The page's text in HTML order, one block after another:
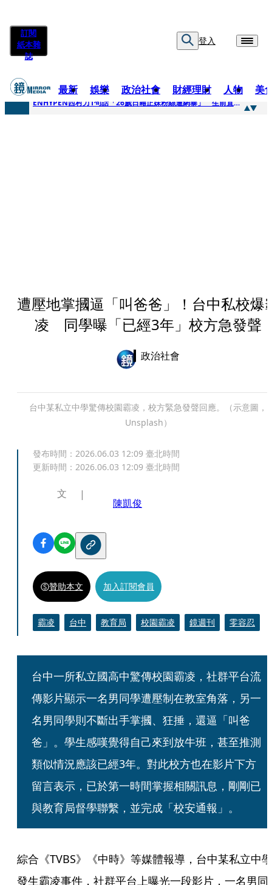
訂閱
紙本雜
誌
登入
最新 娛樂 政治社會 財經理財 人物 美
快訊
ENHYPEN西村力1句話「26歲日籍正妹粉絲遭網暴」 生前直播震撼畫面全網瘋傳！警方證實死訊
遭壓地掌摑逼「叫爸爸」！台中私校爆
凌 同學曝「已經3年」校方急發聲
政治社會
台中某私立中學驚傳校園霸凌，校方緊急發聲回應。（示意圖，
Unsplash）
發布時間： 2026.06.03 12:09 臺北時間
更新時間： 2026.06.03 12:09 臺北時間
文
陳凱俊
贊助本文 加入訂閱會員
霸凌 台中 教育局 校園霸凌 鏡週刊 零容忍
台中一所私立國高中驚傳校園霸凌，社群平台流
傳影片顯示一名男同學遭壓制在教室角落，另一
名男同學則不斷出手掌摑、狂捶，還逼「叫爸
爸」。學生感嘆覺得自己來到放牛班，甚至推測
類似情況應該已經3年。對此校方也在影片下方
留言表示，已於第一時間掌握相關訊息，剛剛已
與教育局督學聯繫，並完成「校安通報」。
綜合《TVBS》《中時》等媒體報導，台中某私立中學
發生霸凌事件，社群平台上曝光一段影片，一名男同